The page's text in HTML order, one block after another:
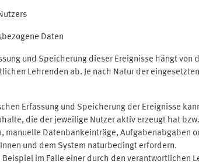
Daten
und Speicherung dieser Ereignisse hängt
Lehrenden ab. Je nach Natur der
Erfassung und Speicherung der Ereignisse
die der jeweilige Nutzer aktiv erzeugt hat
manuelle Datenbankeinträge, Aufgabenabgaben
und dem System naturbedingt erfordern.
Beispiel im Falle einer durch den